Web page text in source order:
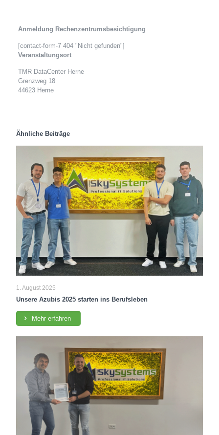
Anmeldung Rechenzentrumsbesichtigung
[contact-form-7 404 "Nicht gefunden"]
Veranstaltungsort
TMR DataCenter Herne
Grenzweg 18
44623 Herne
Ähnliche Beiträge
1. August 2025
Unsere Azubis 2025 starten ins Berufsleben
Mehr erfahren